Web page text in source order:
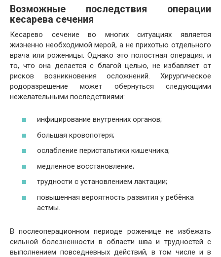
Возможные последствия операции
кесарева сечения
Кесарево сечение во многих ситуациях является
жизненно необходимой мерой, а не прихотью отдельного
врача или роженицы. Однако это полостная операция, и
то, что она делается с благой целью, не избавляет от
рисков возникновения осложнений. Хирургическое
родоразрешение может обернуться следующими
нежелательными последствиями:
инфицирование внутренних органов;
большая кровопотеря;
ослабление перистальтики кишечника;
медленное восстановление;
трудности с установлением лактации;
повышенная вероятность развития у ребёнка
астмы.
В послеоперационном периоде роженице не избежать
сильной болезненности в области шва и трудностей с
выполнением повседневных действий, в том числе и в